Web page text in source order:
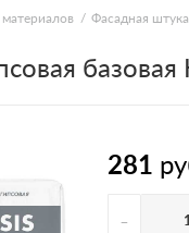
Фасадная
281
-